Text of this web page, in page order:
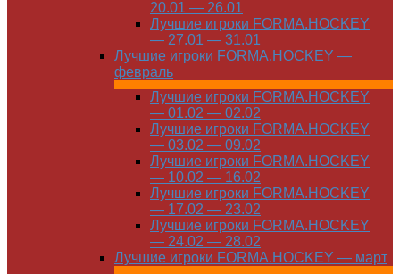
20.01 — 26.01
Лучшие игроки FORMA.HOCKEY
— 27.01 — 31.01
Лучшие игроки FORMA.HOCKEY —
февраль
Лучшие игроки FORMA.HOCKEY
— 01.02 — 02.02
Лучшие игроки FORMA.HOCKEY
— 03.02 — 09.02
Лучшие игроки FORMA.HOCKEY
— 10.02 — 16.02
Лучшие игроки FORMA.HOCKEY
— 17.02 — 23.02
Лучшие игроки FORMA.HOCKEY
— 24.02 — 28.02
Лучшие игроки FORMA.HOCKEY — март